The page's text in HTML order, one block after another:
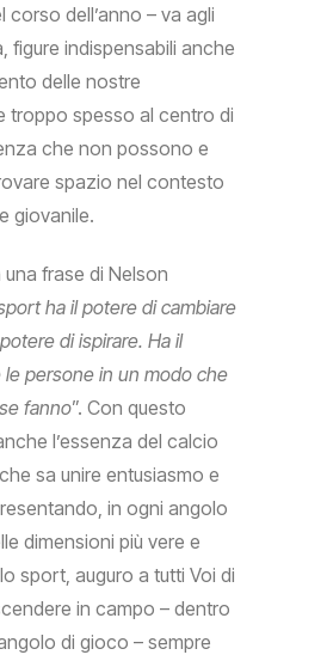
corso dell’anno – va agli
figure indispensabili anche
delle nostre
troppo spesso al centro di
che non possono e
spazio nel contesto
giovanile.
frase di Nelson
ha il potere di cambiare
di ispirare. Ha il
persone in un modo che
fanno”. Con questo
l’essenza del calcio
sa unire entusiasmo e
in ogni angolo
dimensioni più vere e
sport, auguro a tutti Voi di
in campo – dentro
di gioco – sempre